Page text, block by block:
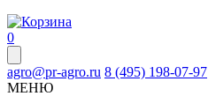
0
agro@pr-agro.ru 8 (495) 198-07-97
МЕНЮ